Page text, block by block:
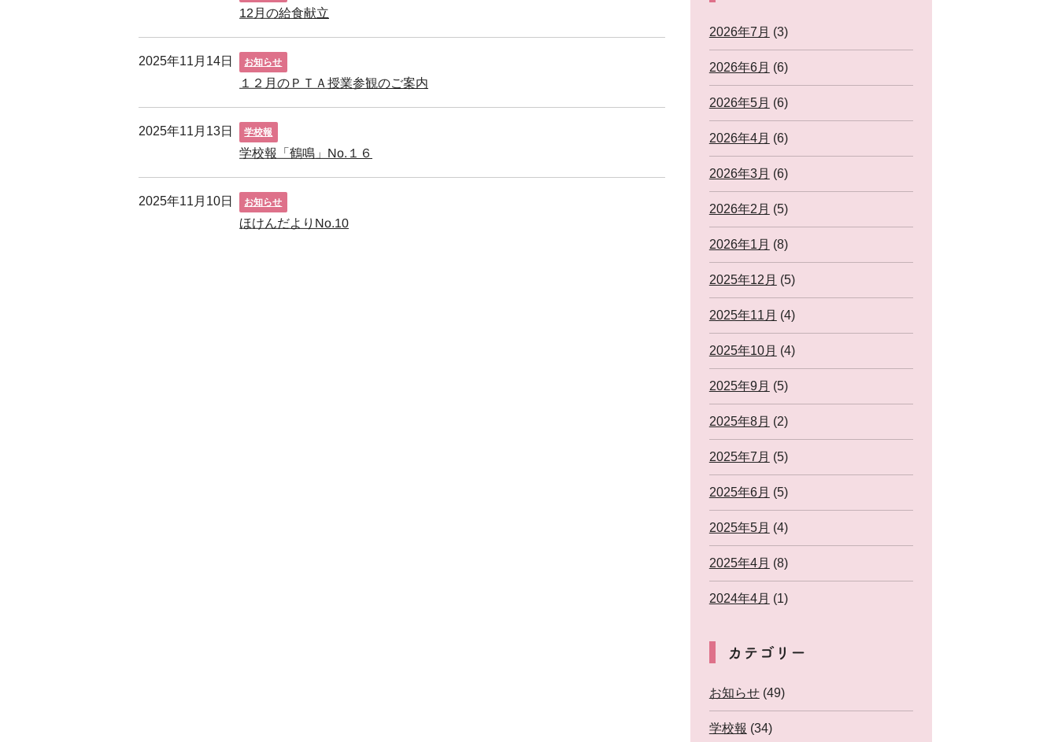
12月の給食献立
2025年11月14日 お知らせ
１２月のＰＴＡ授業参観のご案内
2025年11月13日 学校報
学校報「鶴鳴」No.１６
2025年11月10日 お知らせ
ほけんだよりNo.10
2026年7月 (3)
2026年6月 (6)
2026年5月 (6)
2026年4月 (6)
2026年3月 (6)
2026年2月 (5)
2026年1月 (8)
2025年12月 (5)
2025年11月 (4)
2025年10月 (4)
2025年9月 (5)
2025年8月 (2)
2025年7月 (5)
2025年6月 (5)
2025年5月 (4)
2025年4月 (8)
2024年4月 (1)
カテゴリー
お知らせ(49)
学校報 (34)